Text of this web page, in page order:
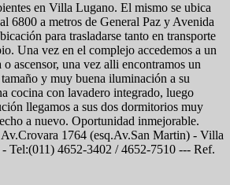
en Villa Lugano. El mismo se ubica
6800 a metros de General Paz y Avenida
para trasladarse tanto en transporte
Una vez en el complejo accedemos a un
ascensor, una vez alli encontramos un
y muy buena iluminación a su
cocina con lavadero integrado, luego
llegamos a sus dos dormitorios muy
a nuevo. Oportunidad inmejorable.
1764 (esq.Av.San Martin) - Villa
Tel:(011) 4652-3402 / 4652-7510 --- Ref.